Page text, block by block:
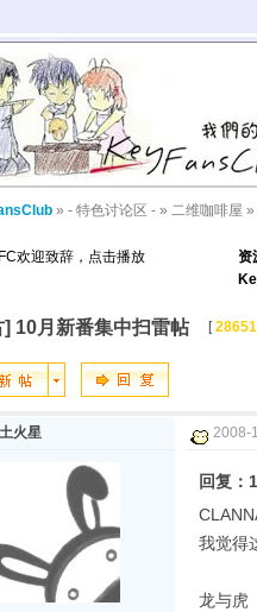
» - 特色讨论区 - » 二维咖啡屋 »
欢迎致辞，点击播放
资
] 10月新番集中扫雷帖 [28651
火星 2008-
回复：
我觉得
龙与虎